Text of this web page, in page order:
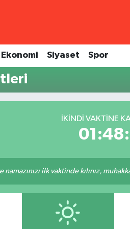
Ekonomi Siyaset Spor
İKINDI VAKTINE
ilk vaktinde kılınız,